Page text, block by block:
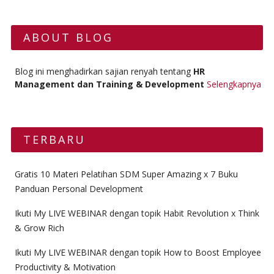
ABOUT BLOG
Blog ini menghadirkan sajian renyah tentang HR
Management dan Training & Development Selengkapnya
TERBARU
Gratis 10 Materi Pelatihan SDM Super Amazing x 7 Buku
Panduan Personal Development
Ikuti My LIVE WEBINAR dengan topik Habit Revolution x Think
& Grow Rich
Ikuti My LIVE WEBINAR dengan topik How to Boost Employee
Productivity & Motivation